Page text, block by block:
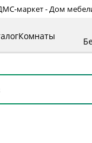
маркет - Дом
Комнаты